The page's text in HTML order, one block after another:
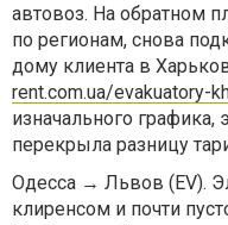
автовоз. На обратном
по регионам, снова
дому клиента в
rent.com.ua/evakuatory-
изначального графика,
перекрыла разницу
Одесса → Львов (EV).
клиренсом и почти